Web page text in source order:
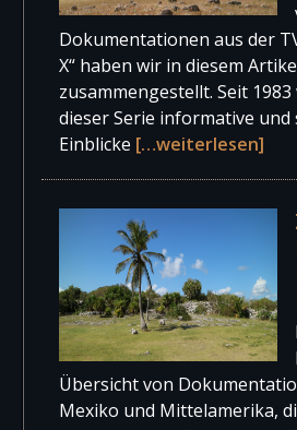
Dokumentationen aus der
X“ haben wir in diesem
zusammengestellt. Seit
dieser Serie informative und
Einblicke […weiterlesen]
Übersicht von
Mexiko und Mittelamerika,